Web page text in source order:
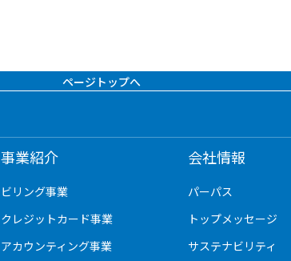
ページトップへ
事業紹介
ビリング事業
クレジットカード事業
アカウンティング事業
会社情報
パーパス
トップメッセージ
サステナビリティ